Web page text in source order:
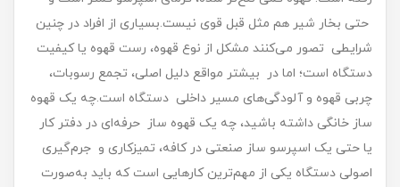
حتی بخار شیر هم مثل قبل قوی نیست.بسیاری از افراد در چنین
شرایطی تصور می‌کنند مشکل از نوع قهوه، رست قهوه یا کیفیت
دستگاه است؛ اما در بیشتر مواقع دلیل اصلی، تجمع رسوبات،
چربی قهوه و آلودگی‌های مسیر داخلی دستگاه است.چه یک قهوه
ساز خانگی داشته باشید، چه یک قهوه ساز حرفه‌ای در دفتر کار
یا حتی یک اسپرسو ساز صنعتی در کافه، تمیزکاری و جرم‌گیری
اصولی دستگاه یکی از مهم‌ترین کارهایی است که باید به‌صورت